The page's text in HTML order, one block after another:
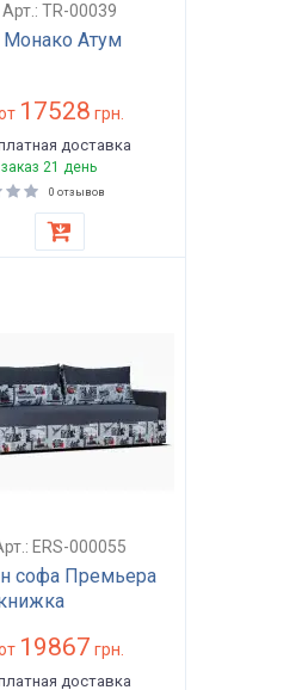
Арт.: TR-00039
Атум
17528 грн.
доставка
21 день
0 отзывов
ERS-000055
софа Премьера
19867 грн.
доставка